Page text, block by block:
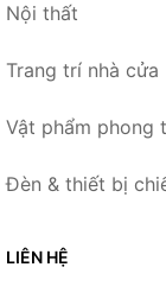
Nội thất
Trang trí nhà cửa
Vật phẩm phong
Đèn & thiết bị
LIÊN HỆ